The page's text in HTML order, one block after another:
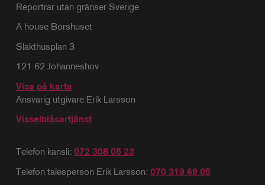
Reportrar utan gränser Sverige
A house Börshuset
Slakthusplan 3
121 62 Johanneshov
Visa på karta
Ansvarig utgivare Erik Larsson
Visselblåsartjänst
Telefon kansli: 072 308 05 23
Telefon talesperson Erik Larsson: 070 319 69 05